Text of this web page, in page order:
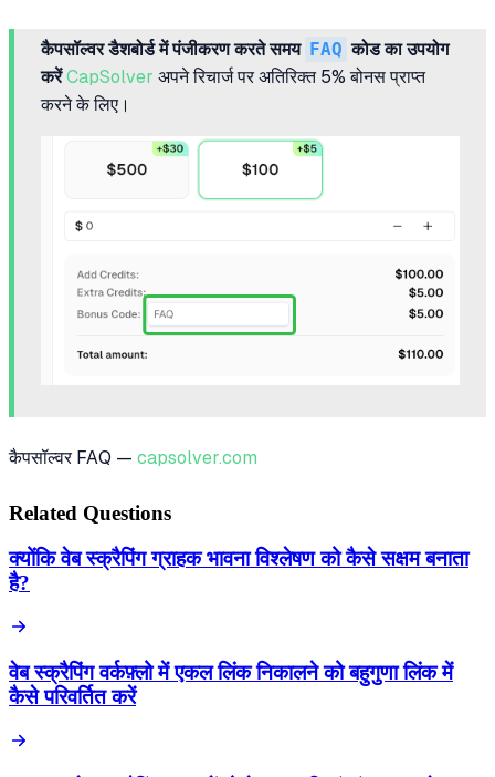
कैपसॉल्वर डैशबोर्ड में पंजीकरण करते समय FAQ कोड का उपयोग
करें CapSolver अपने रिचार्ज पर अतिरिक्त 5% बोनस प्राप्त
करने के लिए।
कैपसॉल्वर FAQ — capsolver.com
Related Questions
क्योंकि वेब स्क्रैपिंग ग्राहक भावना विश्लेषण को कैसे सक्षम बनाता
है?
वेब स्क्रैपिंग वर्कफ़्लो में एकल लिंक निकालने को बहुगुणा लिंक में
कैसे परिवर्तित करें